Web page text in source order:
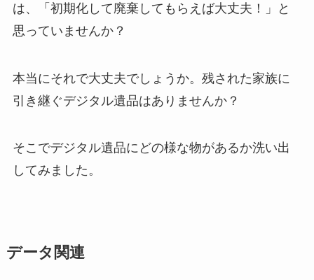
は、「初期化して廃棄してもらえば大丈夫！」と
思っていませんか？
本当にそれで大丈夫でしょうか。残された家族に
引き継ぐデジタル遺品はありませんか？
そこでデジタル遺品にどの様な物があるか洗い出
してみました。
データ関連